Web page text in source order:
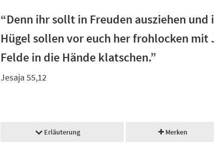
“Denn ihr sollt in Freuden ausziehen
Hügel sollen vor euch her frohlocken mit
Felde in die Hände klatschen.”
Jesaja 55,12
Erläuterung Merken